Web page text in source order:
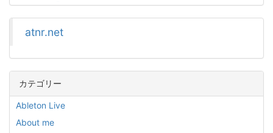
atnr.net
カテゴリー
Ableton Live
About me